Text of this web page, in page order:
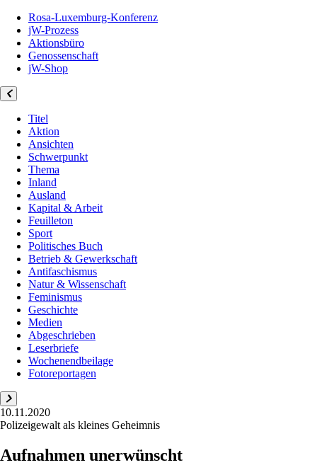
Rosa-Luxemburg-Konferenz
jW-Prozess
Aktionsbüro
Genossenschaft
jW-Shop
Titel
Aktion
Ansichten
Schwerpunkt
Thema
Inland
Ausland
Kapital & Arbeit
Feuilleton
Sport
Politisches Buch
Betrieb & Gewerkschaft
Antifaschismus
Natur & Wissenschaft
Feminismus
Geschichte
Medien
Abgeschrieben
Leserbriefe
Wochenendbeilage
Fotoreportagen
10.11.2020
Polizeigewalt als kleines Geheimnis
Aufnahmen unerwünscht